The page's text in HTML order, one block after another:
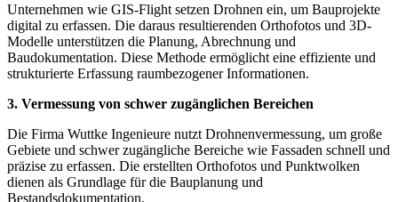
Unternehmen wie GIS-Flight setzen Drohnen ein, um Bauprojekte
digital zu erfassen. Die daraus resultierenden Orthofotos und 3D-
Modelle unterstützen die Planung, Abrechnung und
Baudokumentation. Diese Methode ermöglicht eine effiziente und
strukturierte Erfassung raumbezogener Informationen.
3. Vermessung von schwer zugänglichen Bereichen
Die Firma Wuttke Ingenieure nutzt Drohnenvermessung, um große
Gebiete und schwer zugängliche Bereiche wie Fassaden schnell und
präzise zu erfassen. Die erstellten Orthofotos und Punktwolken
dienen als Grundlage für die Bauplanung und
Bestandsdokumentation.